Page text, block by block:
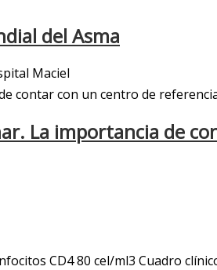
del Asma
Maciel
La importancia de
CD4 80 cel/ml3 Cuadro